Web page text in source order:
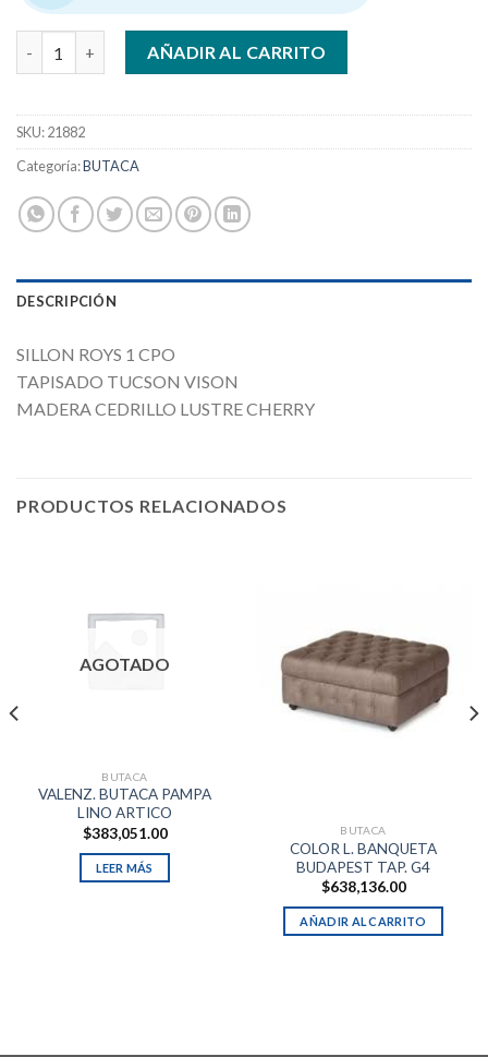
MASF SILLON ROYS Tap. Tucson Ivory cantidad
AÑADIR AL CARRITO
SKU:21882
Categoría:BUTACA
DESCRIPCIÓN
SILLON ROYS 1 CPO
TAPISADO TUCSON VISON
MADERA CEDRILLO LUSTRE CHERRY
PRODUCTOS RELACIONADOS
AGOTADO
BUTACA
VALENZ. BUTACA PAMPA
LINO ARTICO
$383,051.00
LEER MÁS
BUTACA
COLOR L. BANQUETA
BUDAPEST TAP. G4
$638,136.00
AÑADIR AL CARRITO